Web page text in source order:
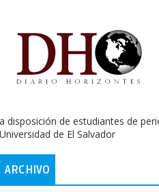
a disposición de estudiantes de
Universidad de El Salvador
ARCHIVO